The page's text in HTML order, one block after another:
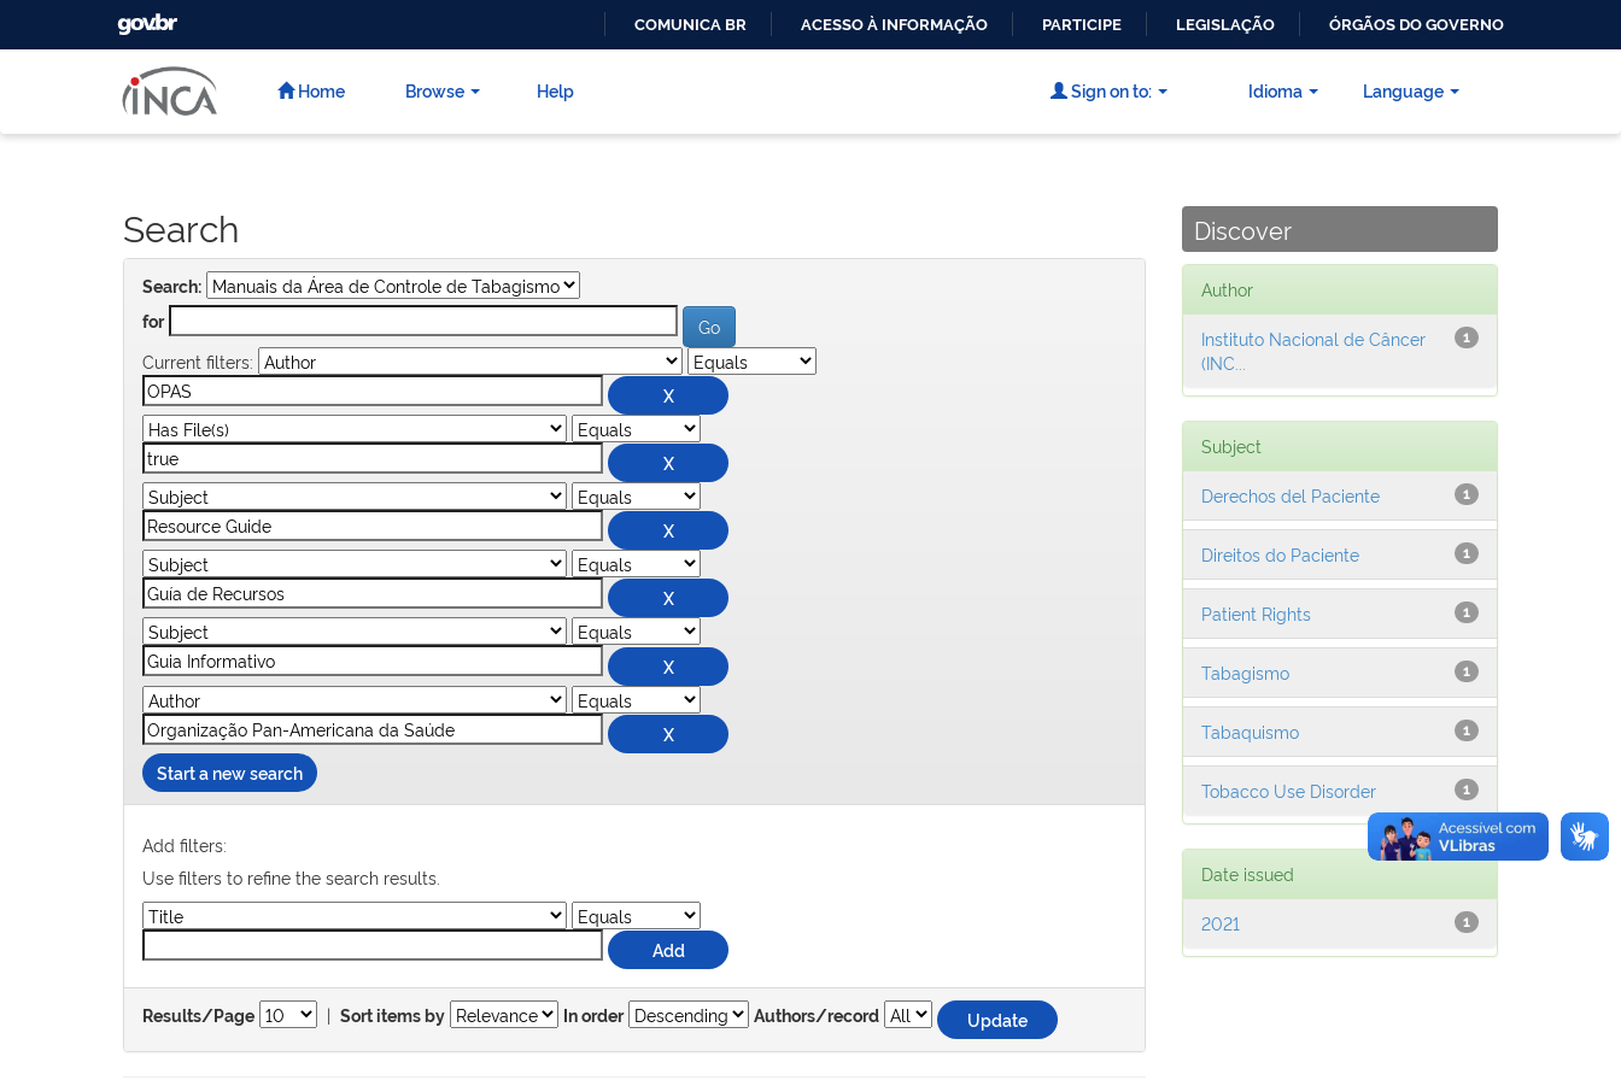
CONTEÚDO
GOVBR
COMUNICA BR ACESSO À INFORMAÇÃO PARTICIPE LEGISLAÇÃO ÓRGÃOS DO GOVERNO
Home Browse Help Language
Sign on to: Idioma
Search
Search:
for
Current filters:
Start a new search
Add filters:
Use filters to refine the search results.
Results/Page | Sort items by In order Authors/record
Discover
Author
1
Instituto Nacional de Câncer
(INC...
Subject
1
Derechos del Paciente
1
Direitos do Paciente
1
Patient Rights
1
Tabagismo
1
Tabaquismo
1
Tobacco Use Disorder
Date issued
1
2021